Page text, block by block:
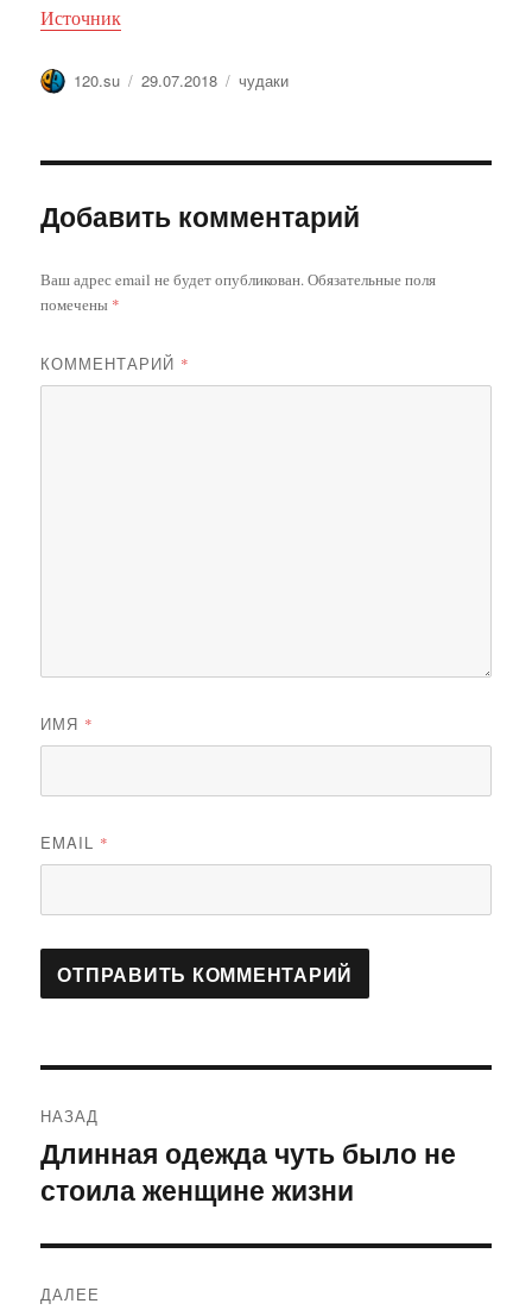
Источник
Автор
120.su Опубликовано
29.07.2018 Метки
чудаки
Добавить комментарий
Ваш адрес email не будет опубликован.Обязательные поля
помечены *
КОММЕНТАРИЙ *
ИМЯ *
EMAIL *
по
записям
НАЗАД
Предыдущая
запись:
Длинная одежда чуть было не
стоила женщине жизни
ДАЛЕЕ